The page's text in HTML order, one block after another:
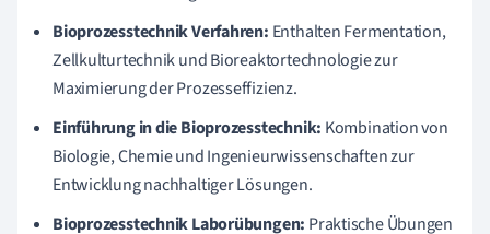
Bioprozesstechnik Verfahren: Enthalten Fermentation,
Zellkulturtechnik und Bioreaktortechnologie zur
Maximierung der Prozesseffizienz.
Einführung in die Bioprozesstechnik: Kombination von
Biologie, Chemie und Ingenieurwissenschaften zur
Entwicklung nachhaltiger Lösungen.
Bioprozesstechnik Laborübungen: Praktische Übungen